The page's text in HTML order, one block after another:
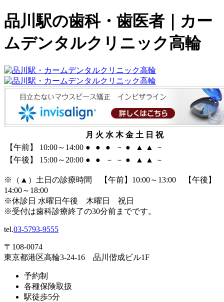
品川駅の歯科・歯医者｜カー
ムデンタルクリニック高輪
月 火 水 木 金 土 日 祝
【午前】 10:00～14:00 ● ● ● － ● ▲ ▲
－
【午後】 15:00～20:00 ● ● － － ● ▲ ▲ －
※（ ▲ ）土日の診療時間 【午前】10:00～13:00 【午後】
14:00～18:00
※休診日 水曜日午後 木曜日 祝日
※受付は歯科診療終了の30分前までです。
tel.03-5793-9555
〒108-0074
東京都港区高輪3-24-16 品川偕成ビル1F
予約制
各種保険取扱
駅徒歩5分